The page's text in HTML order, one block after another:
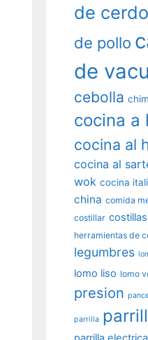
de cerdo
de pollo
de
cebolla
cocina a
cocina al
cocina al
wok cocina
china comida
costillar costillas
herramientas de
legumbres
lomo liso lomo
presion
parrilla